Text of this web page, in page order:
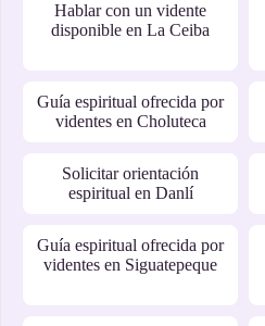
Hablar con un vidente
disponible en La Ceiba
Guía espiritual ofrecida por
videntes en Choluteca
Solicitar orientación
espiritual en Danlí
Guía espiritual ofrecida por
videntes en Siguatepeque